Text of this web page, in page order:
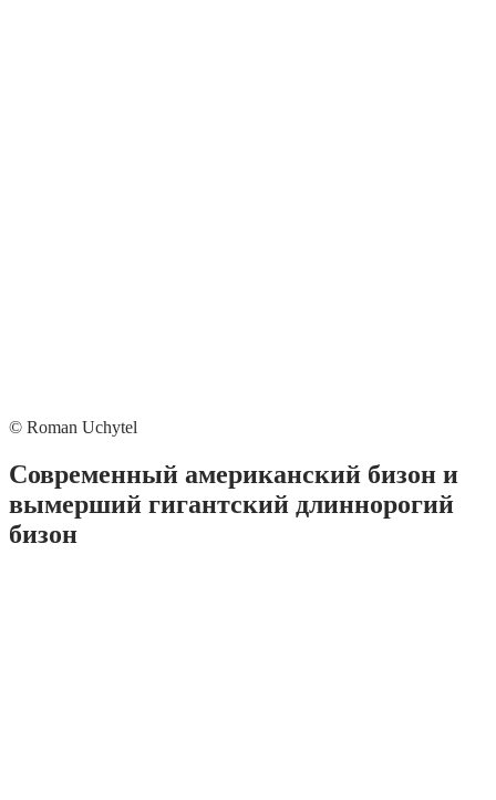
© Roman Uchytel
Современный американский бизон и
вымерший гигантский длиннорогий
бизон